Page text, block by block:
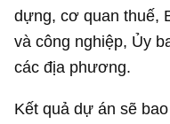
dựng, cơ quan thuế,
và công nghiệp, Ủy
các địa phương.
Kết quả dự án sẽ